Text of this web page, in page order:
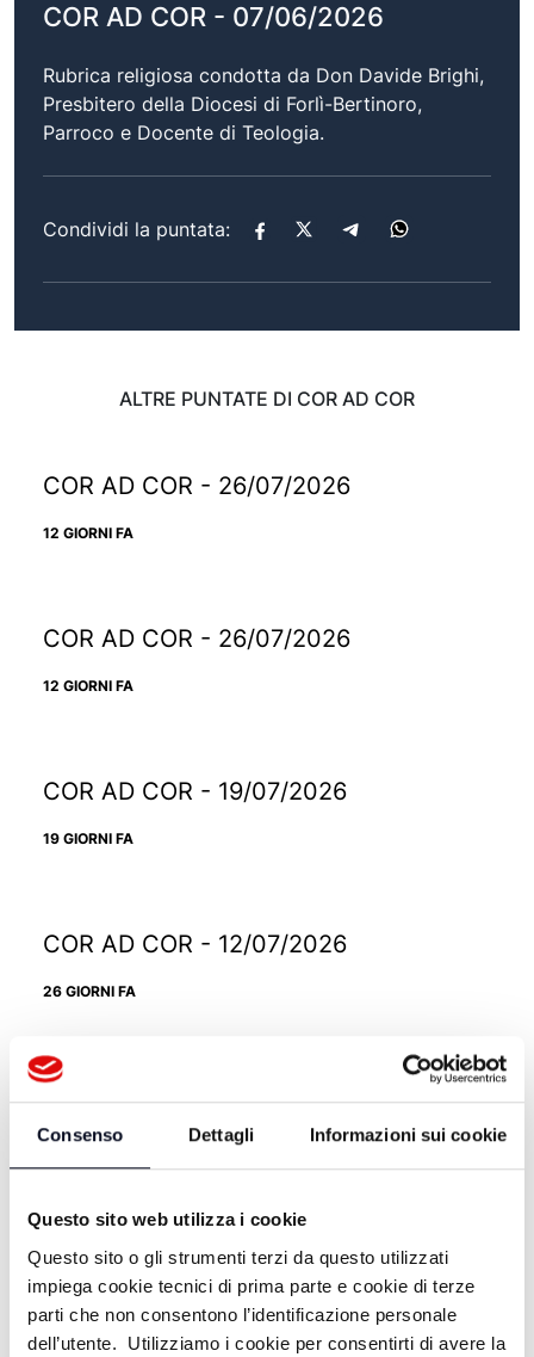
Consenso Dettagli Informazioni sui cookie
Questo sito web utilizza i cookie
Questo sito o gli strumenti terzi da questo utilizzati
impiega cookie tecnici di prima parte e cookie di terze
parti che non consentono l’identificazione personale
dell’utente. Utilizziamo i cookie per consentirti di avere la
COR AD COR - 07/06/2026
Rubrica religiosa condotta da Don Davide Brighi,
Presbitero della Diocesi di Forlì-Bertinoro,
Parroco e Docente di Teologia.
Condividi la puntata:
ALTRE PUNTATE DI COR AD COR
COR AD COR - 26/07/2026
12 GIORNI FA
COR AD COR - 26/07/2026
12 GIORNI FA
COR AD COR - 19/07/2026
19 GIORNI FA
COR AD COR - 12/07/2026
26 GIORNI FA
COR AD COR - 05/07/2026
1 MESE FA
COR AD COR - 28/06/2026
1 MESE FA